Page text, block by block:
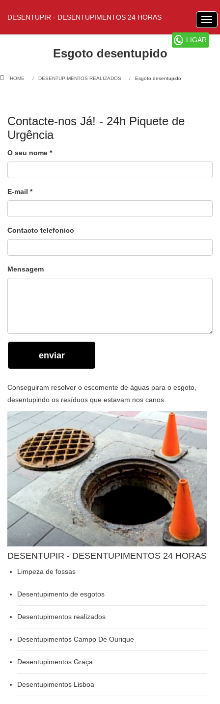
LIGAR
DESENTUPIR - DESENTUPIMENTOS 24 HORAS
Esgoto desentupido
HOME DESENTUPIMENTOS REALIZADOS Esgoto desentupido
Contacte-nos Já! - 24h Piquete de
Urgência
O seu nome *
E-mail *
Contacto telefonico
Mensagem
enviar
Conseguiram resolver o escomente de águas para o esgoto,
desentupindo os resíduos que estavam nos canos.
DESENTUPIR - DESENTUPIMENTOS 24 HORAS
Limpeza de fossas
Desentupimento de esgotos
Desentupimentos realizados
Desentupimentos Campo De Ourique
Desentupimentos Graça
Desentupimentos Lisboa